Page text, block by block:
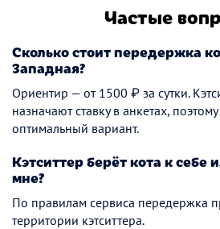
Частые
Сколько стоит передержка
Западная?
Ориентир — от 1500 ₽ за сутки.
назначают ставку в анкетах,
оптимальный вариант.
Кэтситтер берёт кота к себе
мне?
По правилам сервиса передержка
территории кэтситтера.